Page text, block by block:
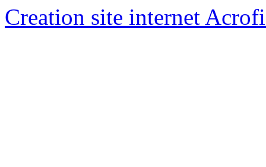
Creation site internet